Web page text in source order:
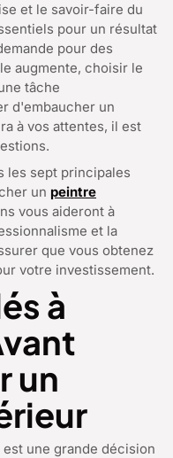
et le savoir-faire du
pour un résultat
pour des
augmente, choisir le
tâche
d'embaucher un
à vos attentes, il est
les sept principales
un peintre
vous aideront à
et la
que vous obtenez
votre investissement.
à
un
une grande décision